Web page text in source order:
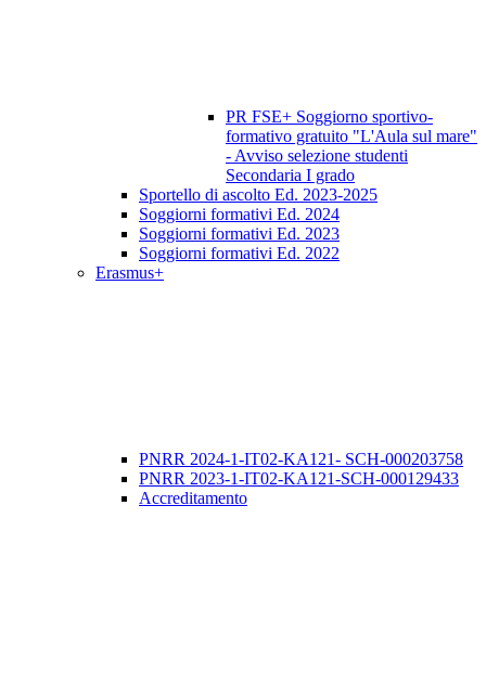
PR FSE+ Soggiorno sportivo-
formativo gratuito "L'Aula sul mare"
- Avviso selezione studenti
Secondaria I grado
Sportello di ascolto Ed. 2023-2025
Soggiorni formativi Ed. 2024
Soggiorni formativi Ed. 2023
Soggiorni formativi Ed. 2022
Erasmus+
PNRR 2024-1-IT02-KA121- SCH-000203758
PNRR 2023-1-IT02-KA121-SCH-000129433
Accreditamento